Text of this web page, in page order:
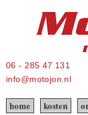
06 - 285 47 131
info@motojon.nl
home kosten